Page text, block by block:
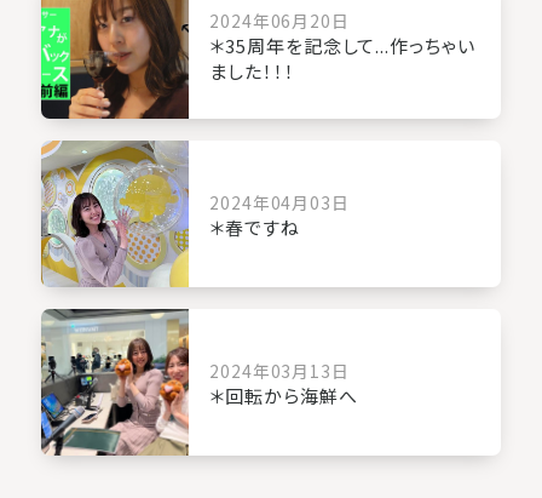
2024年06月20日
＊35周年を記念して...作っちゃい
ました！！！
2024年04月03日
＊春ですね
2024年03月13日
＊回転から海鮮へ